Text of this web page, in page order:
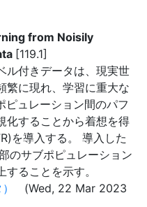
from Noisily
[119.1]
ル付きデータは、現実世
繁に現れ、学習に重大な
ュレーション間のパフ
化することから着想を得
を導入する。 導入した
のサブポピュレーション
ることを示す。
(Wed, 22 Mar 2023